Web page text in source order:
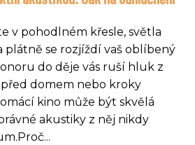
v pohodlném křesle, světla
plátně se rozjíždí vaš oblíbený
do děje vás ruší hluk z
domem nebo kroky
kino může být skvělá
akustiky z něj nikdy